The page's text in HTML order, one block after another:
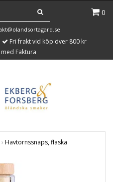
0
Fri frakt vid köp över 800 kr
Faktura
› Havtornssnaps, flaska